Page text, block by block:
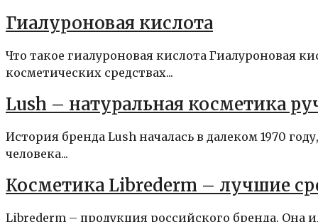
Гиалуроновая кислота
Что такое гиалуроновая кислота Гиалуроновая
косметических средствах...
Lush – натуральная косметика
История бренда Lush началась в далеком 1970
человека...
Косметика Librederm – лучшие
Librederm – продукция российского бренда. Она